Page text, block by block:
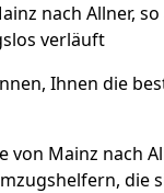
nach Allner,
verläuft
Ihnen die
von Mainz nach
die